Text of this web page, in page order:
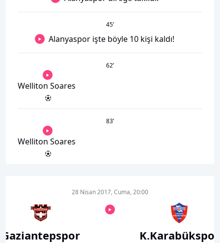
45’
Alanyaspor işte böyle 10 kişi kaldı!
62’
Welliton Soares
83’
Welliton Soares
Gaziantepspor
28 Nisan 2017, Cuma, 20:00
K.Karabükspor